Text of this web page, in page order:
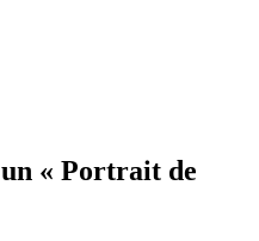
« Portrait de